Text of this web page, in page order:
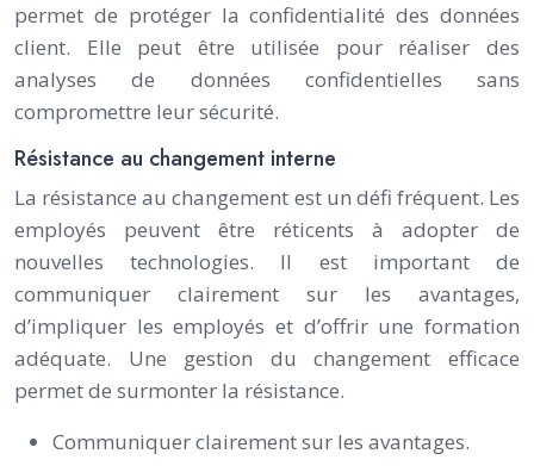
permet de protéger la confidentialité des données
client. Elle peut être utilisée pour réaliser des
analyses de données confidentielles sans
compromettre leur sécurité.
Résistance au changement interne
La résistance au changement est un défi fréquent. Les
employés peuvent être réticents à adopter de
nouvelles technologies. Il est important de
communiquer clairement sur les avantages,
d’impliquer les employés et d’offrir une formation
adéquate. Une gestion du changement efficace
permet de surmonter la résistance.
Communiquer clairement sur les avantages.